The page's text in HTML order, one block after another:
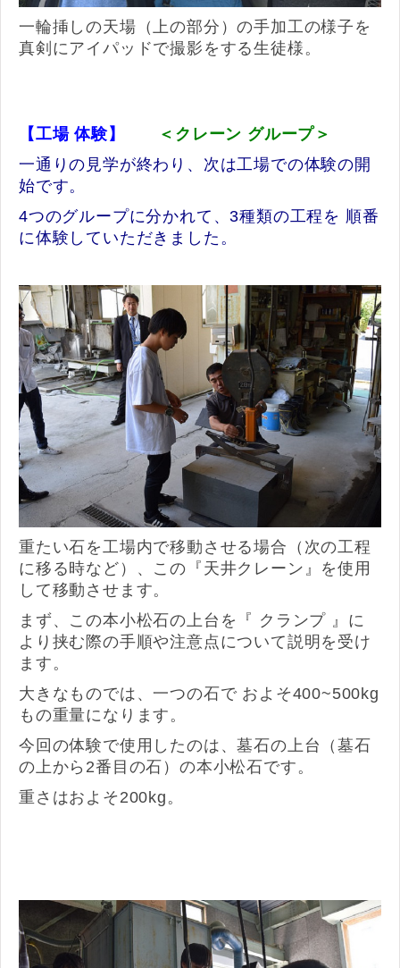
一輪挿しの天場（上の部分）の手加工の様子を
真剣にアイパッドで撮影をする生徒様。
【工場 体験】
＜クレーン グループ＞
一通りの見学が終わり、次は工場での体験の開
始です。
4つのグループに分かれて、3種類の工程を 順番
に体験していただきました。
重たい石を工場内で移動させる場合（次の工程
に移る時など）、この『天井クレーン』を使用
して移動させます。
まず、この本小松石の上台を『 クランプ 』に
より挟む際の手順や注意点について説明を受け
ます。
大きなものでは、一つの石で およそ400~500kg
もの重量になります。
今回の体験で使用したのは、墓石の上台（墓石
の上から2番目の石）の本小松石です。
重さはおよそ200kg。